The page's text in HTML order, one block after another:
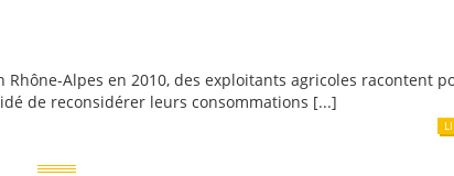
Alpes en 2010, des exploitants agricoles racontent
de reconsidérer leurs consommations [...]